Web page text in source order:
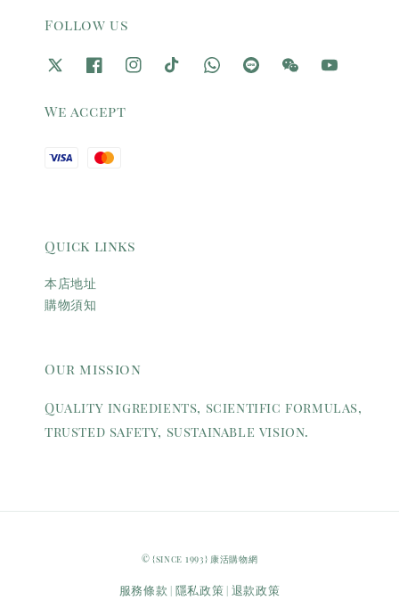
Follow us
We accept
Quick links
本店地址
購物須知
Our mission
Quality ingredients, scientific formulas,
trusted safety, sustainable vision.
© {since 1993} 康活購物網
服務條款 隱私政策 退款政策